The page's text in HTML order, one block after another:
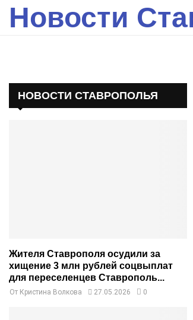
Новости
НОВОСТИ СТАВРОПОЛЬЯ
Жителя Ставрополя осудили за
хищение 3 млн рублей соцвыплат
для переселенцев Ставрополь...
От Кристина Волкова 27.05.2026 0